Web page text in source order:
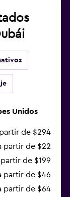
Unidos
de $294
partir de $22
de $199
partir de $46
partir de $64